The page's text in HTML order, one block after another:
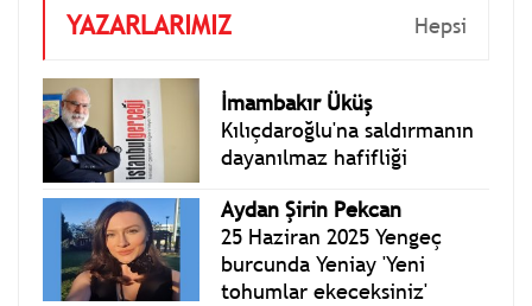
YAZARLARIMIZ Hepsi
İmambakır Üküş
Kılıçdaroğlu'na saldırmanın
dayanılmaz hafifliği
Aydan Şirin Pekcan
25 Haziran 2025 Yengeç
burcunda Yeniay 'Yeni
tohumlar ekeceksiniz'